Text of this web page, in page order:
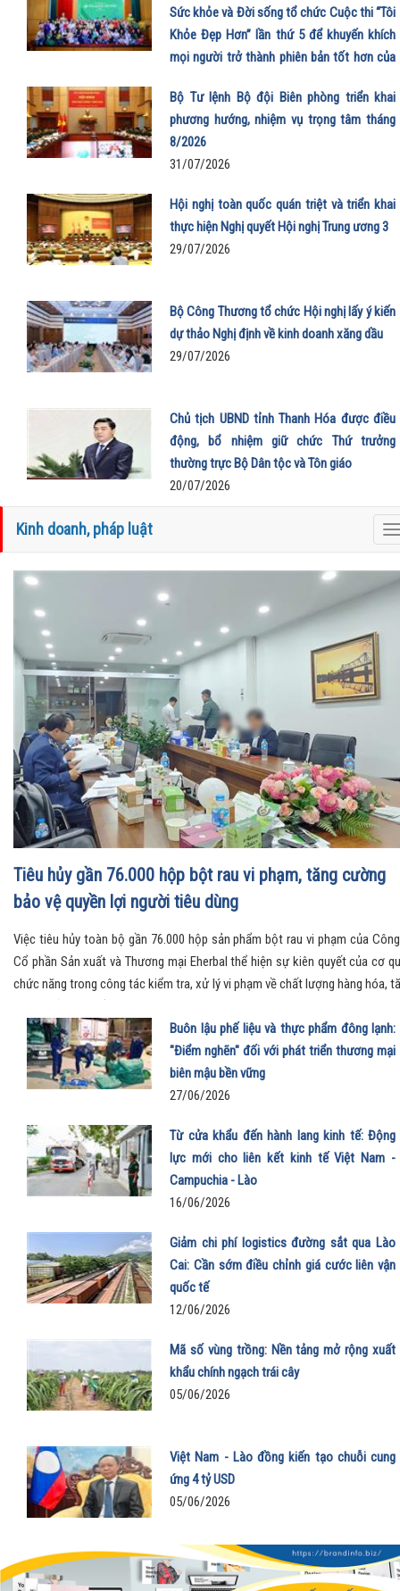
Sức khỏe và Đời sống tổ chức Cuộc thi “Tôi
Khỏe Đẹp Hơn” lần thứ 5 để khuyến khích
mọi người trở thành phiên bản tốt hơn của
01/08/2026
Bộ Tư lệnh Bộ đội Biên phòng triển khai
phương hướng, nhiệm vụ trọng tâm tháng
8/2026
31/07/2026
Hội nghị toàn quốc quán triệt và triển khai
thực hiện Nghị quyết Hội nghị Trung ương 3
29/07/2026
Bộ Công Thương tổ chức Hội nghị lấy ý kiến
dự thảo Nghị định về kinh doanh xăng dầu
29/07/2026
Chủ tịch UBND tỉnh Thanh Hóa được điều
động, bổ nhiệm giữ chức Thứ trưởng
thường trực Bộ Dân tộc và Tôn giáo
20/07/2026
Kinh doanh, pháp luật
Tiêu hủy gần 76.000 hộp bột rau vi phạm, tăng cường
bảo vệ quyền lợi người tiêu dùng
Việc tiêu hủy toàn bộ gần 76.000 hộp sản phẩm bột rau vi phạm của
Cổ phần Sản xuất và Thương mại Eherbal thể hiện sự kiên quyết của cơ
chức năng trong công tác kiểm tra, xử lý vi phạm về chất lượng hàng hóa,
mạnh.
Buôn lậu phế liệu và thực phẩm đông lạnh:
"Điểm nghẽn" đối với phát triển thương mại
biên mậu bền vững
27/06/2026
Từ cửa khẩu đến hành lang kinh tế: Động
lực mới cho liên kết kinh tế Việt Nam -
Campuchia - Lào
16/06/2026
Giảm chi phí logistics đường sắt qua Lào
Cai: Cần sớm điều chỉnh giá cước liên vận
quốc tế
12/06/2026
Mã số vùng trồng: Nền tảng mở rộng xuất
khẩu chính ngạch trái cây
05/06/2026
Việt Nam - Lào đồng kiến tạo chuỗi cung
ứng 4 tỷ USD
05/06/2026